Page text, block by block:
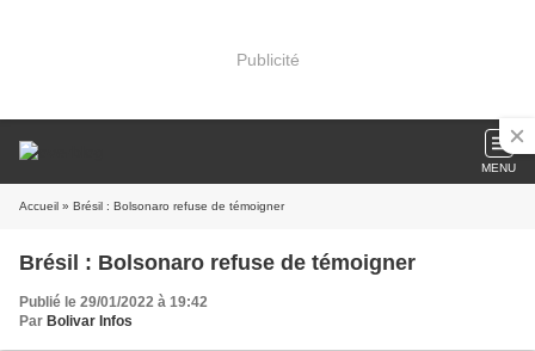
Publicité
MENU
Accueil » Brésil : Bolsonaro refuse de témoigner
Brésil : Bolsonaro refuse de témoigner
Publié le 29/01/2022 à 19:42
Par Bolivar Infos